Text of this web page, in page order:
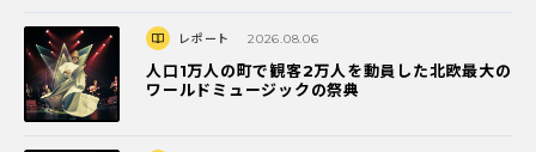
レポート 2026.08.06
人口1万人の町で観客2万人を動員した北欧最大の
ワールドミュージックの祭典